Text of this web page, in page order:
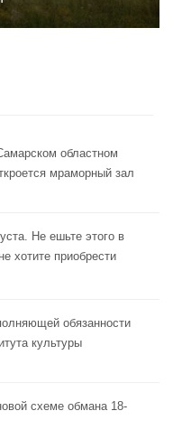
областном
мраморный зал
Не ешьте этого в
хотите приобрести
обязанности
культуры
схеме обмана 18-